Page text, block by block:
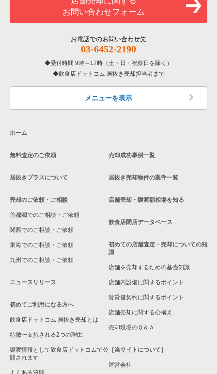
神奈川県の寿司の居抜き売却物件の案件一覧
神奈川県の鉄板焼き・お好み焼の居抜き売却物件の案件一覧
神奈川県のアジア料理の居抜き売却物件の案件一覧
神奈川県のカフェの居抜き売却物件の案件一覧
神奈川県のお弁当・惣菜・デリの居抜き売却物件の案件一覧
神奈川県のカラオケ・パブ・スナックの居抜き売却物件の案件
覧
神奈川県の和食の居抜き売却物件の案件一覧
神奈川県の洋食の居抜き売却物件の案件一覧
神奈川県のその他の居抜き売却物件の案件一覧
横浜市中区の寿司の居抜き売却物件の案件一覧
横浜市中区の鉄板焼き・お好み焼の居抜き売却物件の案件一覧
横浜市中区のアジア料理の居抜き売却物件の案件一覧
横浜市中区のカフェの居抜き売却物件の案件一覧
横浜市中区のカラオケ・パブ・スナックの居抜き売却物件の案
一覧
横浜市中区の和食の居抜き売却物件の案件一覧
横浜市中区のその他の居抜き売却物件の案件一覧
関内駅の中華の居抜き売却物件の案件一覧
関内駅の焼肉の居抜き売却物件の案件一覧
関内駅の鉄板焼き・お好み焼の居抜き売却物件の案件一覧
関内駅のアジア料理の居抜き売却物件の案件一覧
関内駅のテイクアウトの居抜き売却物件の案件一覧
関内駅のカラオケ・パブ・スナックの居抜き売却物件の案件一
関内駅の和食の居抜き売却物件の案件一覧
関内駅の洋食の居抜き売却物件の案件一覧
関内駅のその他の居抜き売却物件の案件一覧
日ノ出町駅のアジア料理の居抜き売却物件の案件一覧
日ノ出町駅のバーの居抜き売却物件の案件一覧
日ノ出町駅の居酒屋・ダイニングバーの居抜き売却物件の案件
日ノ出町駅の和食の居抜き売却物件の案件一覧
お問い合わせフォーム
お電話でのお問い合わせ先
03-6452-2190
受付時間 9時～17時（土・日・祝祭日を除く）
飲食店ドットコム 居抜き売却担当者まで
メニューを表示
ホーム
無料査定のご依頼
居抜きプラスについて
売却のご依頼・ご相談
首都圏でのご相談・ご依頼
関西でのご相談・ご依頼
東海でのご相談・ご依頼
九州でのご相談・ご依頼
ニュースリリース
初めてご利用になる方へ
飲食店ドットコム 居抜き売却とは
特徴〜支持される2つの理由
譲渡情報として飲食店ドットコムで公
開されます
よくある質問
売却成功事例一覧
居抜き売却物件の案件一覧
店舗売却・譲渡額相場を知る
飲食店閉店データベース
初めての店舗査定・売却についての知
識
店舗を売却するための基礎知識
店舗内設備に関するポイント
賃貸借契約に関するポイント
店舗売却に関する心構え
売却現場のＱ＆Ａ
［当サイトについて］
運営会社